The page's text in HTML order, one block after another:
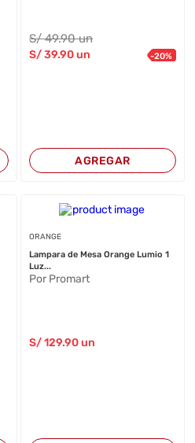
S/49.90 un
S/39.90un -20%
AGREGAR
ORANGE
Lampara de Mesa Orange Lumio 1
Luz...
Por Promart
S/129.90un